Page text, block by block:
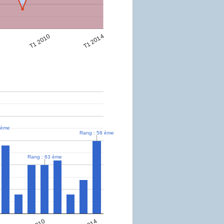
T1 2010 T1 2014
Rang : 63 ème
Rang : 63 ème
Rang : 58 ème
Rang : 58 ème